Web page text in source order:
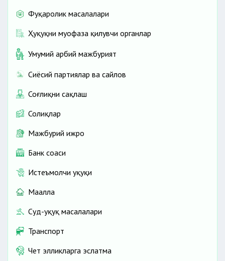
Фуқаролик масалалари
Ҳуқуқни муҳофаза қилувчи органлар
Умумий ҳарбий мажбурият
Сиёсий партиялар ва сайлов
Соғлиқни сақлаш
Солиқлар
Мажбурий ижро
Банк соҳаси
Истеъмолчи ҳуқуқи
Маҳалла
Суд-ҳуқуқ масалалари
Транспорт
Чет элликларга эслатма